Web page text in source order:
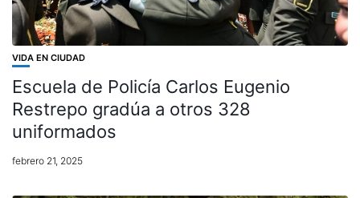
VIDA EN CIUDAD
Escuela de Policía Carlos Eugenio
Restrepo gradúa a otros 328
uniformados
febrero 21, 2025